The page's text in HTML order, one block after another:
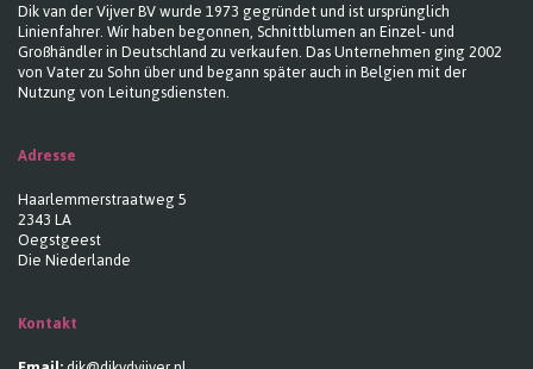
Dik van der Vijver BV wurde 1973 gegründet und ist ursprünglich
Linienfahrer. Wir haben begonnen, Schnittblumen an Einzel- und
Großhändler in Deutschland zu verkaufen. Das Unternehmen ging 2002
von Vater zu Sohn über und begann später auch in Belgien mit der
Nutzung von Leitungsdiensten.
Adresse
Haarlemmerstraatweg 5
2343 LA
Oegstgeest
Die Niederlande
Kontakt